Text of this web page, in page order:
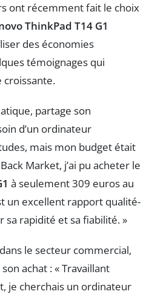
ont récemment fait le choix
ThinkPad T14 G1
des économies
témoignages qui
partage son
d’un ordinateur
mais mon budget était
Market, j’ai pu acheter le
à seulement 309 euros au
un excellent rapport qualité-
sa rapidité et sa fiabilité. »
le secteur commercial,
achat : « Travaillant
je cherchais un ordinateur